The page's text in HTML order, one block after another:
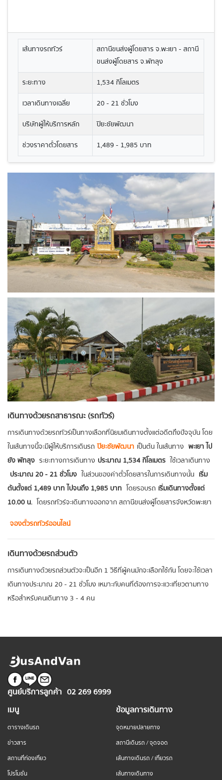
เดินทางด้วยรถสาธารณะ (รถทัวร์)
การเดินทางด้วยรถทัวร์เป็นทางเลือกที่นิยมเดินทางตั้งแต่อดีตถึงปัจจุบัน โดย
ในเส้นทางนี้จะมีผู้ให้บริการเดินรถ ปิยะชัยพัฒนา เป็นต้น ในเส้นทาง พะเยา ไป
ยัง พัทลุง ระยะทางการเดินทาง ประมาณ 1,534 กิโลเมตร ใช้เวลาเดินทาง
ประมาณ 20 - 21 ชั่วโมง ในส่วนของค่าตั๋วโดยสารในการเดินทางนั้น เริ่ม
ต้นตั้งแต่ 1,489 บาท ไปจนถึง 1,985 บาท โดยรอบรถ เริ่มเดินทางตั้งแต่
10.00 น. โดยรถทัวร์จะเดินทางออกจาก สถานีขนส่งผู้โดยสารจังหวัดพะเยา
จองตั๋วรถทัวร์ออนไลน์
เดินทางด้วยรถส่วนตัว
การเดินทางด้วยรถส่วนตัวจะเป็นอีก 1 วิธีที่ผู้คนมักจะเลือกใช้กัน โดยจะใช้เวลา
เดินทางประมาณ 20 - 21 ชั่วโมง เหมาะกับคนที่ต้องการจะแวะเที่ยวตามทาง
หรือสำหรับคนเดินทาง 3 - 4 คน
เส้นทางรถทัวร์
สถานีขนส่งผู้โดยสาร จ.พะเยา - สถานี
ขนส่งผู้โดยสาร จ.พัทลุง
ระยะทาง
1,534 กิโลเมตร
เวลาเดินทางเฉลี่ย
20 - 21 ชั่วโมง
บริษัทผู้ให้บริการหลัก
ปิยะชัยพัฒนา
ช่วงราคาตั๋วโดยสาร
1,489 - 1,985 บาท
ศูนย์บริการลูกค้า 02 269 6999
เมนู
ตารางเดินรถ
ข่าวสาร
สถานที่ท่องเที่ยว
โปรโมชั่น
ข้อมูลการเดินทาง
จุดหมายปลายทาง
สถานีเดินรถ / จุดจอด
เส้นทางเดินรถ / เที่ยวรถ
เส้นทางเดินทาง